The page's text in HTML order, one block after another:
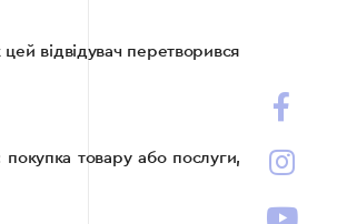
відвідувач перетворився
покупка товару або послуги,